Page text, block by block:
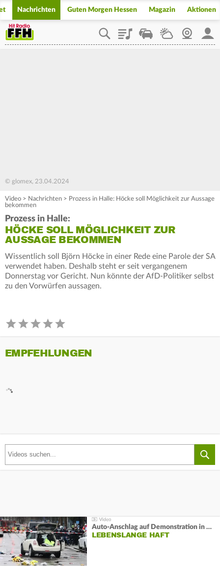
Nachrichten Guten Morgen Hessen Magazin Aktionen
PlaylistStaupilotWetterWebcam
© glomex, 23.04.2024
Video > Nachrichten > Prozess in Halle: Höcke soll Möglichkeit zur Aussage
bekommen
Prozess in Halle:
HÖCKE SOLL MÖGLICHKEIT ZUR
AUSSAGE BEKOMMEN
Wissentlich soll Björn Höcke in einer Rede eine Parole der SA
verwendet haben. Deshalb steht er seit vergangenem
Donnerstag vor Gericht. Nun könnte der AfD-Politiker selbst
zu den Vorwürfen aussagen.
EMPFEHLUNGEN
Auto-Anschlag auf Demonstration in München:
LEBENSLANGE HAFT